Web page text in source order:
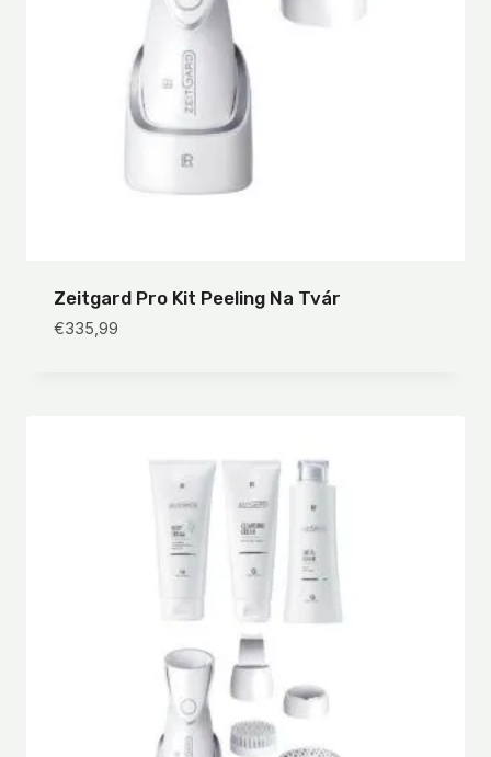
Zeitgard Pro Kit Peeling Na Tvár
€335,99